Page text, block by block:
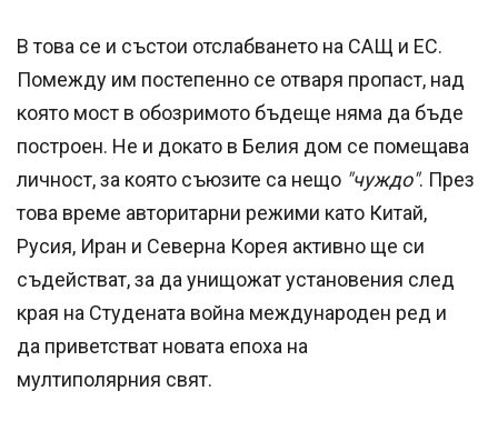
В това се и състои отслабването на САЩ и ЕС.
Помежду им постепенно се отваря пропаст, над
която мост в обозримото бъдеще няма да бъде
построен. Не и докато в Белия дом се помещава
личност, за която съюзите са нещо "чуждо". През
това време авторитарни режими като Китай,
Русия, Иран и Северна Корея активно ще си
съдействат, за да унищожат установения след
края на Студената война международен ред и
да приветстват новата епоха на
мултиполярния свят.